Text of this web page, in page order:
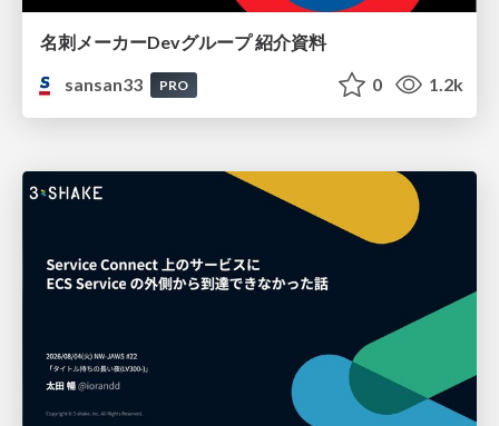
名刺メーカーDevグループ 紹介資料
sansan33
PRO 0 1.2k